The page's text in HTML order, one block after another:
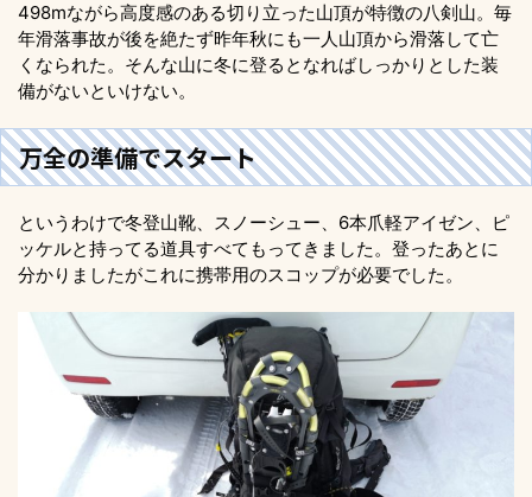
498mながら高度感のある切り立った山頂が特徴の八剣山。毎
年滑落事故が後を絶たず昨年秋にも一人山頂から滑落して亡
くなられた。そんな山に冬に登るとなればしっかりとした装
備がないといけない。
万全の準備でスタート
というわけで冬登山靴、スノーシュー、6本爪軽アイゼン、ピ
ッケルと持ってる道具すべてもってきました。登ったあとに
分かりましたがこれに携帯用のスコップが必要でした。